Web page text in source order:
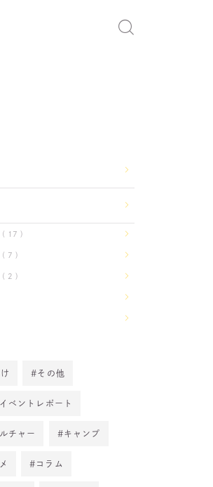
17
7
2
その他
イベントレポート
チャー キャンプ
コラム